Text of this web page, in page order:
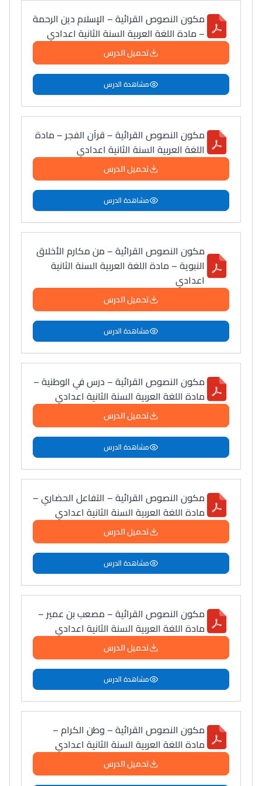
Collège au Maroc
التعليم الثانوي الإعدادي
Post-Bac
+ de 89 Interviews/Vidéos
دليل المهن
ما يزيد عن 149 مهنة
دليل التوجيه
التوجيه بالثانوي و الإعدادي
Ki Derti Liha
باش تقدر تساعد الناس
يلقاو التوازن من الدّاخل
ومن الخارج، بشرى
أمسكين بنات مسارها
خطوة بخطوة - مترجم
القراية و الخدمة فمجال
تقويم البصر مع المختصّة
مريم الزواكي
مسار عبد العزيز فتيشي،
المبدع فمجال الديكور و
النحت اللي كيحلم يحيي
أكادير أوفلا
سقطت فالباك و سنة
2011 بدّلاتني بزّاف، مسار
إلياس أريدال، إطار
فمنظّمة دولية
مهنة التّرجمة، العمل
التّطوّعي، التّشبيك و
أشياء أخرى مع مامودو
مكون النصوص القرائية – الإسلام دين الرحمة
– مادة اللغة العربية السنة الثانية اعدادي
تحميل الدرس
مشاهدة الدرس
مكون النصوص القرائية – قرآن الفجر – مادة
اللغة العربية السنة الثانية اعدادي
تحميل الدرس
مشاهدة الدرس
مكون النصوص القرائية – من مكارم الأخلاق
النبوية – مادة اللغة العربية السنة الثانية
اعدادي
تحميل الدرس
مشاهدة الدرس
مكون النصوص القرائية – درس في الوطنية –
مادة اللغة العربية السنة الثانية اعدادي
تحميل الدرس
مشاهدة الدرس
مكون النصوص القرائية – التفاعل الحضاري –
مادة اللغة العربية السنة الثانية اعدادي
تحميل الدرس
مشاهدة الدرس
مكون النصوص القرائية – مصعب بن عمير –
مادة اللغة العربية السنة الثانية اعدادي
تحميل الدرس
مشاهدة الدرس
مكون النصوص القرائية – وطن الكرام –
مادة اللغة العربية السنة الثانية اعدادي
تحميل الدرس